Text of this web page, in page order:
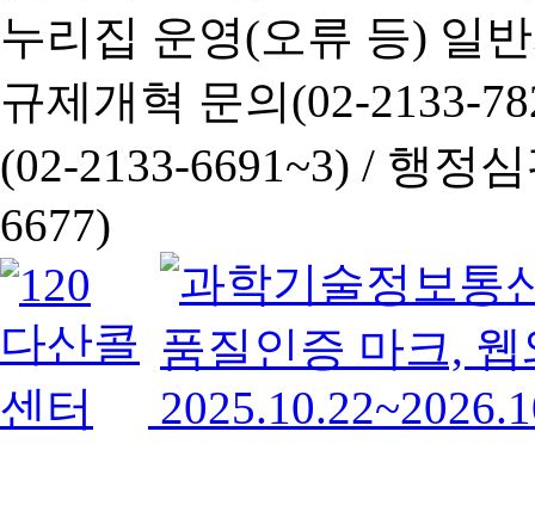
누리집 운영(오류 등) 일
규제개혁 문의(02-2133-
(02-2133-6691~3) / 행정심
6677)